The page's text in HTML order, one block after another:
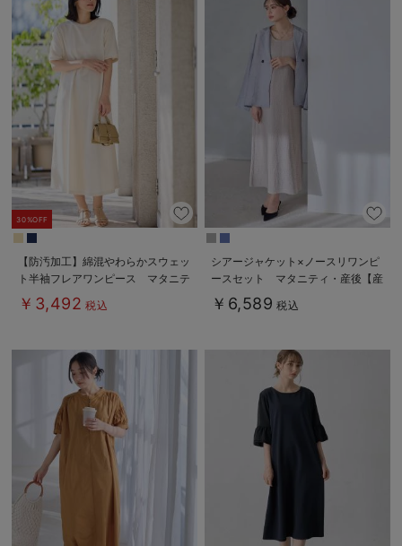
30%OFF
【防汚加工】綿混やわらかスウェッ
ト半袖フレアワンピース マタニテ
ィ・産後【出産後も長く使える】
￥3,492 税込
シアージャケット×ノースリワンピ
ースセット マタニティ・産後【産
後も長く着れる】
Rosemadame（ローズマダム）
￥6,589 税込